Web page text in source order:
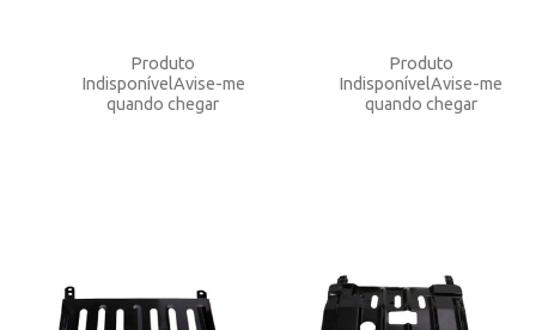
Produto
IndisponívelAvise-me
quando chegar
Produto
IndisponívelAvise-me
quando chegar